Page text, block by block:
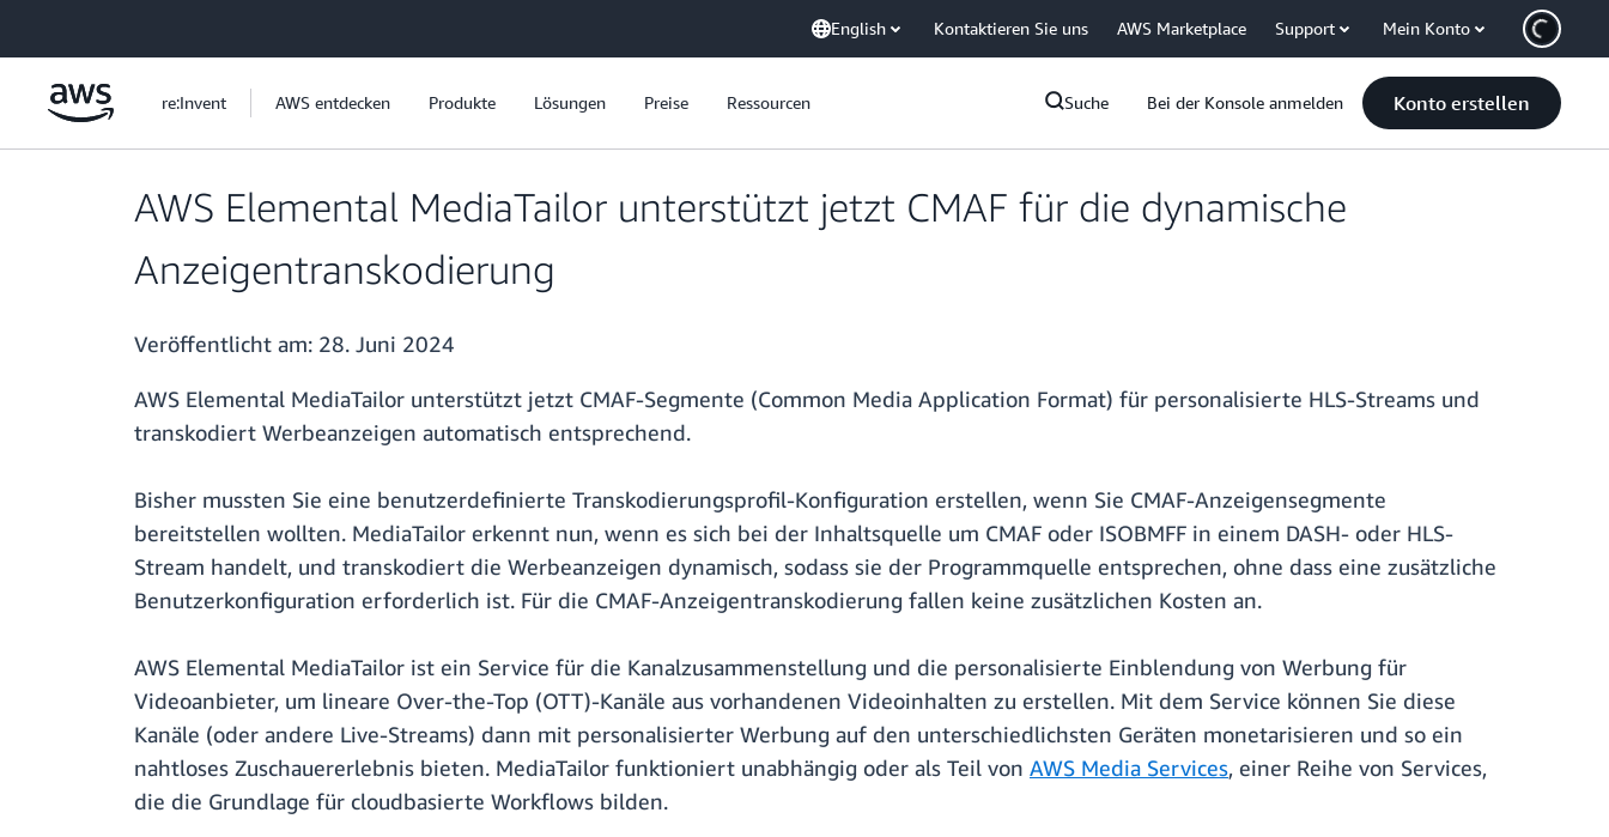
English Kontaktieren Sie uns AWS Marketplace Support Mein Konto
re:Invent AWS entdecken Produkte Lösungen Preise Ressourcen Suche Bei der Konsole anmelden Konto erstellen
AWS Elemental MediaTailor unterstützt jetzt CMAF für die dynamische
Anzeigentranskodierung
Veröffentlicht am: 28. Juni 2024
AWS Elemental MediaTailor unterstützt jetzt CMAF-Segmente (Common Media Application Format) für personalisierte HLS-Streams und
transkodiert Werbeanzeigen automatisch entsprechend.
Bisher mussten Sie eine benutzerdefinierte Transkodierungsprofil-Konfiguration erstellen, wenn Sie CMAF-Anzeigensegmente
bereitstellen wollten. MediaTailor erkennt nun, wenn es sich bei der Inhaltsquelle um CMAF oder ISOBMFF in einem DASH- oder HLS-
Stream handelt, und transkodiert die Werbeanzeigen dynamisch, sodass sie der Programmquelle entsprechen, ohne dass eine zusätzliche
Benutzerkonfiguration erforderlich ist. Für die CMAF-Anzeigentranskodierung fallen keine zusätzlichen Kosten an.
AWS Elemental MediaTailor ist ein Service für die Kanalzusammenstellung und die personalisierte Einblendung von Werbung für
Videoanbieter, um lineare Over-the-Top (OTT)-Kanäle aus vorhandenen Videoinhalten zu erstellen. Mit dem Service können Sie diese
Kanäle (oder andere Live-Streams) dann mit personalisierter Werbung auf den unterschiedlichsten Geräten monetarisieren und so ein
nahtloses Zuschauererlebnis bieten. MediaTailor funktioniert unabhängig oder als Teil von AWS Media Services, einer Reihe von Services,
die die Grundlage für cloudbasierte Workflows bilden.